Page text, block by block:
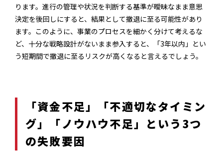
ります。進行の管理や状況を判断する基準が曖昧なまま意思
決定を後回しにすると、結果として撤退に至る可能性があり
ます。このように、事業のプロセスを細かく分けて考えるな
ど、十分な戦略設計がないまま参入すると、「3年以内」とい
う短期間で撤退に至るリスクが高くなると言えるでしょう。
「資金不足」「不適切なタイミン
グ」「ノウハウ不足」という3つ
の失敗要因